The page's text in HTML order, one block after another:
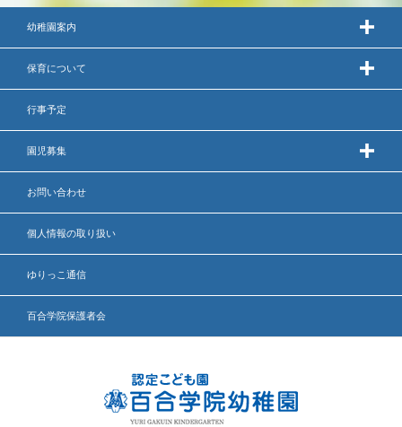
幼稚園案内
保育について
行事予定
園児募集
お問い合わせ
個人情報の取り扱い
ゆりっこ通信
百合学院保護者会